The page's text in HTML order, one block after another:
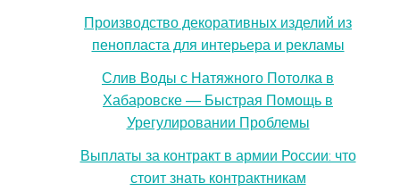
Производство декоративных изделий из
пенопласта для интерьера и рекламы
Слив Воды с Натяжного Потолка в
Хабаровске — Быстрая Помощь в
Урегулировании Проблемы
Выплаты за контракт в армии России: что
стоит знать контрактникам